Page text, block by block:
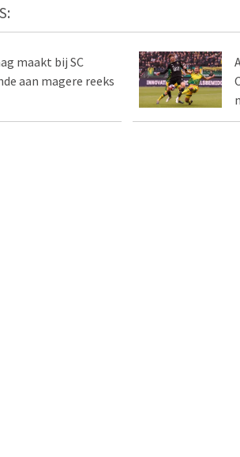
maakt bij SC
aan magere reeks